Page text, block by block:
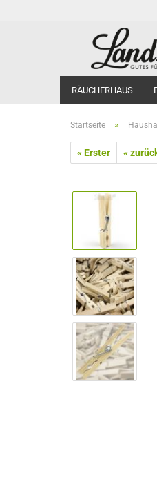
RÄUCHERHAUS
Startseite »
« Erster «